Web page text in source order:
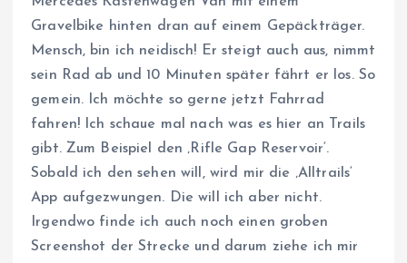
Gravelbike hinten dran auf einem Gepäckträger.
Mensch, bin ich neidisch! Er steigt auch aus, nimmt
sein Rad ab und 10 Minuten später fährt er los. So
gemein. Ich möchte so gerne jetzt Fahrrad
fahren! Ich schaue mal nach was es hier an Trails
gibt. Zum Beispiel den ‚Rifle Gap Reservoir‘.
Sobald ich den sehen will, wird mir die ‚Alltrails‘
App aufgezwungen. Die will ich aber nicht.
Irgendwo finde ich auch noch einen groben
Screenshot der Strecke und darum ziehe ich mir